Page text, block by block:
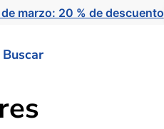
marzo: 20 % de descuento
Buscar